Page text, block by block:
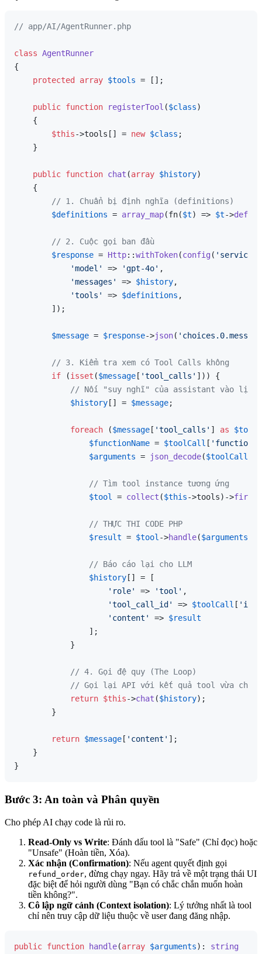
// app/AI/AgentRunner.php
class AgentRunner
{
protected
array $tools = [];
public function registerTool ($class)
{
$this->tools[] = new $class ;
    }
public function chat (array $history)
{
// 1. Chuẩn bị định nghĩa (definitions)
$definitions = array_map(fn($t) => $t->
// 2. Cuộc gọi ban đầu
$response = Http::withToken(config (
'model'
=> 'gpt-4o' ,
'messages'
=> $history,
'tools'
=> $definitions ,
        ]);
$message = $response->json(
// 3. Kiểm tra xem có Tool Calls không
if (isset ($message [ 'tool_calls' ])) {
// Nối "suy nghĩ" của assistant vào lịch
$history [] = $message;
foreach ($message [ 'tool_calls' ] as
$functionName = $toolCall [ 'function'
$arguments = json_decode($toolCall
// Tìm tool instance tương ứng
$tool = collect ($this->tools)->first
// THỰC THI CODE PHP
$result = $tool->handle($arguments
// Báo cáo lại cho LLM
$history [] = [
'role'
=> 'tool' ,
'tool_call_id'
=> $toolCall [ 'id'
'content'
=> $result
                ];
            }
// 4. Gọi đệ quy (The Loop)
// Gọi lại API với kết quả tool vừa chạy
return $this->chat ($history);
        }
return $message [ 'content' ];
    }
Bước 3: An toàn và Phân quyền
Cho phép AI chạy code là rủi ro.
Read-Only vs Write: Đánh dấu tool là "Safe" (Chỉ đọc) hoặc
"Unsafe" (Hoàn tiền, Xóa).
Xác nhận (Confirmation): Nếu agent quyết định gọi
refund_order, đừng chạy ngay. Hãy trả về một trạng thái UI
đặc biệt để hỏi người dùng "Bạn có chắc chắn muốn hoàn
tiền không?".
Cô lập ngữ cảnh (Context isolation): Lý tưởng nhất là tool
chỉ nên truy cập dữ liệu thuộc về user đang đăng nhập.
public function handle(array $arguments): string